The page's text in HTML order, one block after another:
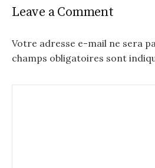
Leave a Comment
Votre adresse e-mail ne sera
champs obligatoires sont